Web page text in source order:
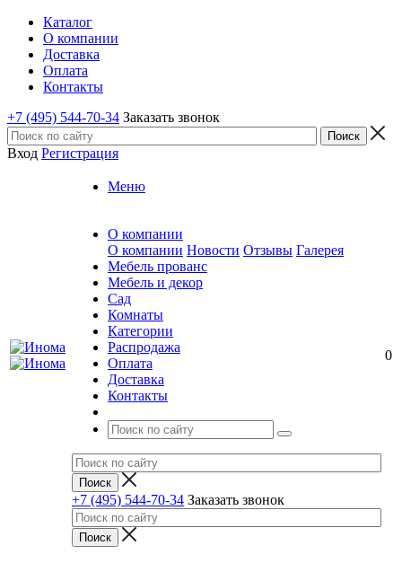
Каталог
О компании
Доставка
Оплата
Контакты
+7 (495) 544-70-34 Заказать звонок
Вход Регистрация
Меню
О компании
О компании Новости Отзывы Галерея
Мебель прованс
Мебель и декор
Сад
Комнаты
Категории
Распродажа
Оплата
Доставка
Контакты
+7 (495) 544-70-34 Заказать звонок
0